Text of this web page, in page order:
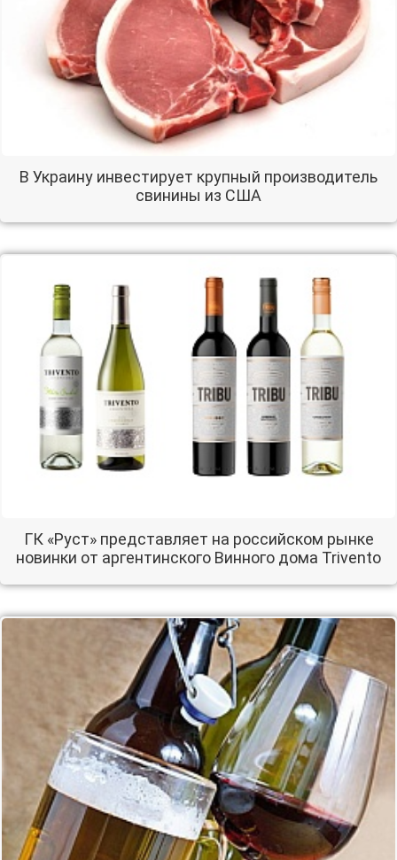
В Украину инвестирует крупный производитель
свинины из США
ГК «Руст» представляет на российском рынке
новинки от аргентинского Винного дома Trivento